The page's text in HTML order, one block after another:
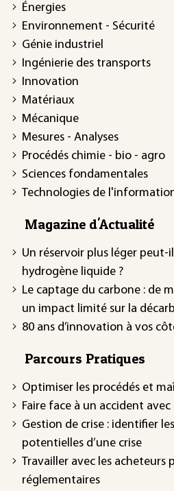
Énergies
Environnement - Sécurité
Génie industriel
Ingénierie des transports
Innovation
Matériaux
Mécanique
Mesures - Analyses
Procédés chimie - bio - agro
Sciences fondamentales
Technologies de
Magazine d'Actualité
Un réservoir plus léger peut-
hydrogène liquide ?
Le captage du carbone : de
un impact limité sur la
80 ans d’innovation à vos
Parcours Pratiques
Optimiser les procédés et
Faire face à un accident
Gestion de crise : identifier
potentielles d’une crise
Travailler avec les acheteurs
réglementaires